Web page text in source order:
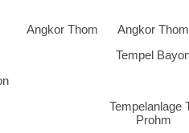
Angkor Thom
Angkor Thom
Tempel
Tempelanlage
Prohm